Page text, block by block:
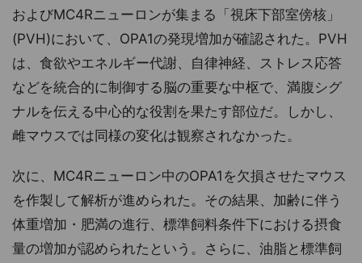
およびMC4Rニューロンが集まる「視床下部室傍核」
(PVH)において、OPA1の発現増加が確認された。PVH
は、食欲やエネルギー代謝、自律神経、ストレス応答
などを統合的に制御する脳の重要な中枢で、満腹シグ
ナルを伝える中心的な役割を果たす部位だ。しかし、
雌マウスでは同様の変化は観察されなかった。
次に、MC4Rニューロン中のOPA1を欠損させたマウス
を作製して解析が進められた。その結果、加齢に伴う
体重増加・肥満の進行、標準飼料条件下における摂食
量の増加が認められたという。さらに、油脂と標準飼